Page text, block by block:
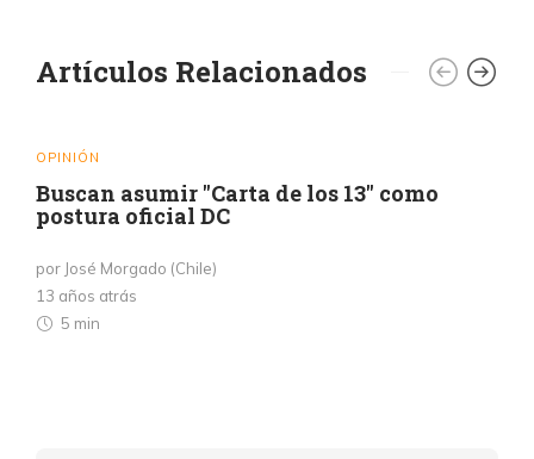
Artículos Relacionados
OPINIÓN
Buscan asumir "Carta de los 13" como
postura oficial DC
por José Morgado (Chile)
13 años atrás
5 min